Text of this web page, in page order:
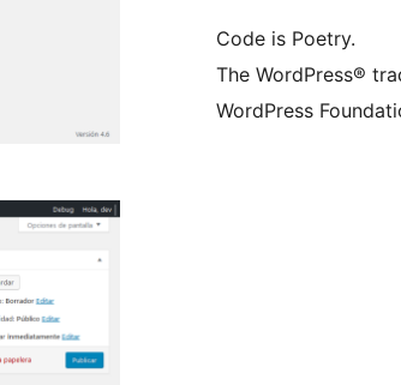
Code is Poetry.
The WordPress®
WordPress